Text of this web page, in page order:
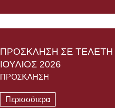
ΠΡΟΣΚΛΗΣΗ ΣΕ ΤΕΛΕΤΗ
ΙΟΥΛΙΟΣ 2026
ΠΡΟΣΚΛΗΣΗ
Περισσότερα